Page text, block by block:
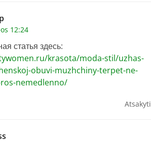
12:24
статья здесь:
krasota/moda-stil/uzhas-
obuvi-muzhchiny-terpet-ne-
nemedlenno/
Atsakyti